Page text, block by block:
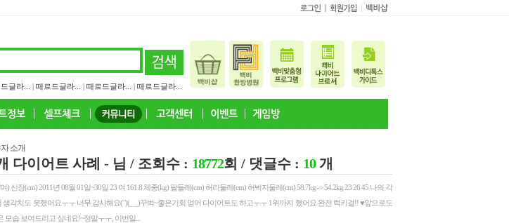
글라... 떼르드글라... 떼르드글라... 떼르드글라...
소개
다이어트 사례 - 님 / 조회수 : 18772회 / 댓글수 : 10개
) 신장(cm) 2011년 08월 01일~30일 23 여 161.8 체중(kg) 팔둘레(cm) 허리둘레(cm) 허벅지둘레(cm) 58.7kg -> 54.2kg 23 26 45 나의 각
생각치도 못했어요ㅜㅜ 너무 감사해요(' ')(_ _)꾸벅~좋은기회 얻어 다이어트도 하고ㅜㅜ 1위까지 했어요 완전 럭키걸!! ♥앞으로도
모습 보여드리고 싶네요!~정말ㅜㅜ, 이번일...